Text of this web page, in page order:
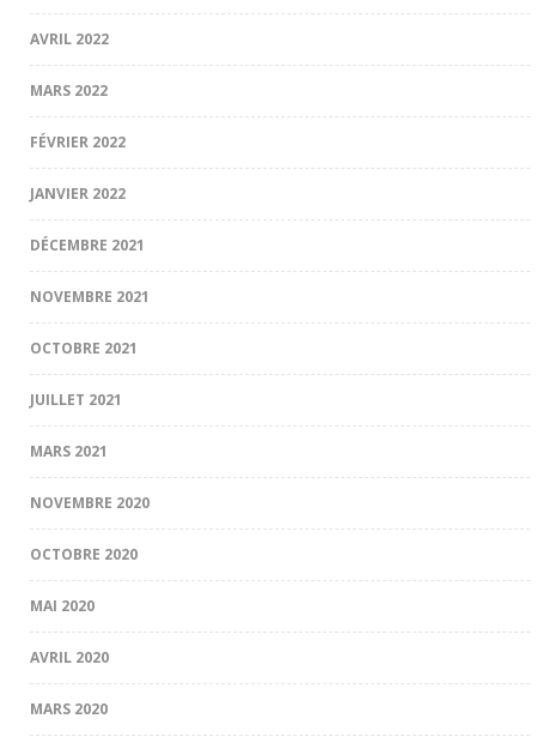
AVRIL 2022
MARS 2022
FÉVRIER 2022
JANVIER 2022
DÉCEMBRE 2021
NOVEMBRE 2021
OCTOBRE 2021
JUILLET 2021
MARS 2021
NOVEMBRE 2020
OCTOBRE 2020
MAI 2020
AVRIL 2020
MARS 2020